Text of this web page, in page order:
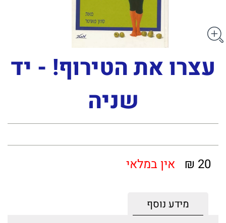
עצרו את הטירוף! - יד
שניה
20 ₪ אין במלאי
מידע נוסף